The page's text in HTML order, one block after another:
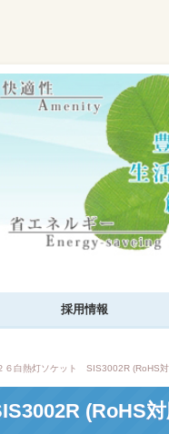
採用情報
６白熱灯ソケット SIS3002R (RoHS
(RoHS